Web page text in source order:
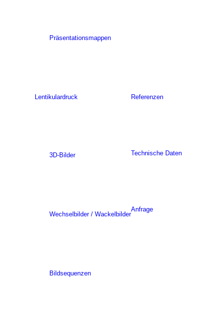
Präsentationsmappen
Lentikulardruck
3D-Bilder
Wechselbilder / Wackelbilder
Bildsequenzen
Referenzen
Technische Daten
Anfrage